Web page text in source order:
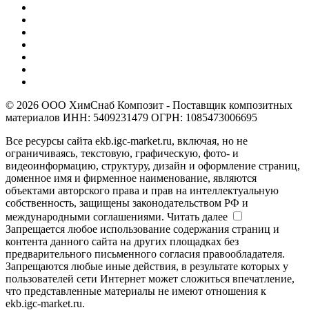
© 2026 ООО ХимСнаб Композит - Поставщик композитных
материалов ИНН: 5409231479 ОГРН: 1085473006695
Все ресурсы сайта ekb.igc-market.ru, включая, но не
ограничиваясь, текстовую, графическую, фото- и
видеоинформацию, структуру, дизайн и оформление страниц,
доменное имя и фирменное наименование, являются
объектами авторского права и прав на интеллектуальную
собственность, защищены законодательством РФ и
международными соглашениями. Читать далее
Запрещается любое использование содержания страниц и
контента данного сайта на других площадках без
предварительного письменного согласия правообладателя.
Запрещаются любые иные действия, в результате которых у
пользователей сети Интернет может сложиться впечатление,
что представленные материалы не имеют отношения к
ekb.igc-market.ru.